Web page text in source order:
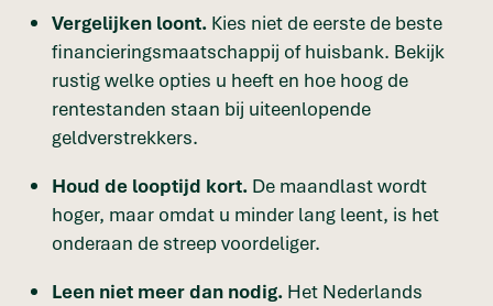
Vergelijken loont. Kies niet de eerste de beste
financieringsmaatschappij of huisbank. Bekijk
rustig welke opties u heeft en hoe hoog de
rentestanden staan bij uiteenlopende
geldverstrekkers.
Houd de looptijd kort. De maandlast wordt
hoger, maar omdat u minder lang leent, is het
onderaan de streep voordeliger.
Leen niet meer dan nodig. Het Nederlands